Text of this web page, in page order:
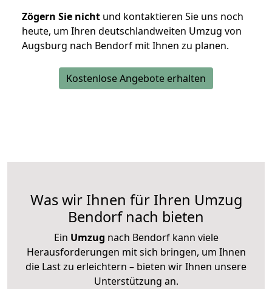
Zögern Sie nicht und kontaktieren Sie uns noch
heute, um Ihren deutschlandweiten Umzug von
Augsburg nach Bendorf mit Ihnen zu planen.
Kostenlose Angebote erhalten
Was wir Ihnen für Ihren Umzug
Bendorf nach bieten
Ein Umzug nach Bendorf kann viele
Herausforderungen mit sich bringen, um Ihnen
die Last zu erleichtern – bieten wir Ihnen unsere
Unterstützung an.